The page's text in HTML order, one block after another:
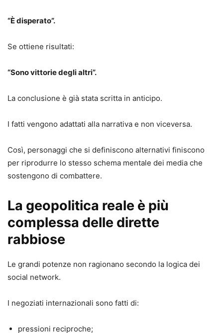
“È disperato”.
Se ottiene risultati:
“Sono vittorie degli altri”.
La conclusione è già stata scritta in anticipo.
I fatti vengono adattati alla narrativa e non viceversa.
Così, personaggi che si definiscono alternativi finiscono
per riprodurre lo stesso schema mentale dei media che
sostengono di combattere.
La geopolitica reale è più
complessa delle dirette
rabbiose
Le grandi potenze non ragionano secondo la logica dei
social network.
I negoziati internazionali sono fatti di:
pressioni reciproche;